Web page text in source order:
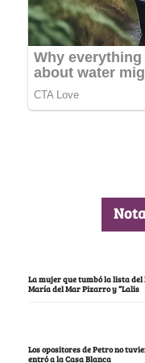
La mujer que tumbó la lista del
María del Mar Pizarro y “Lalis
Los opositores de Petro no
entró a la Casa Blanca